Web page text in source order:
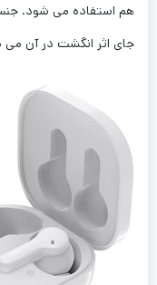
هم استفاده می شود.
جای اثر انگشت در آن می